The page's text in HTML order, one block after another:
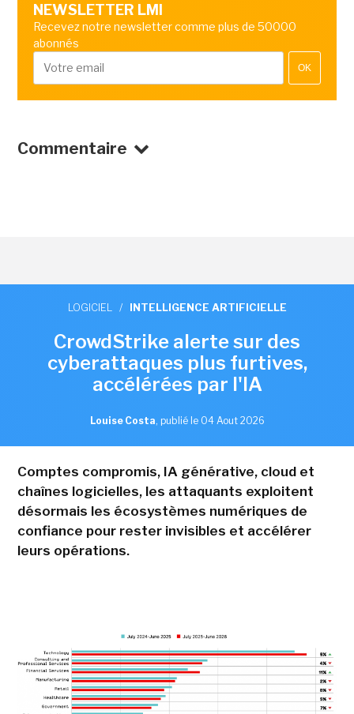
NEWSLETTER LMI
Recevez notre newsletter comme plus de 50000
abonnés
OK
Commentaire
LOGICIEL / INTELLIGENCE ARTIFICIELLE
CrowdStrike alerte sur des
cyberattaques plus furtives,
accélérées par l'IA
Louise Costa, publié le 04 Aout 2026
Comptes compromis, IA générative, cloud et
chaînes logicielles, les attaquants exploitent
désormais les écosystèmes numériques de
confiance pour rester invisibles et accélérer
leurs opérations.